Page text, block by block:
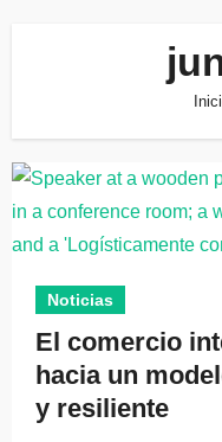
Noticias
El comercio
hacia un
y resiliente